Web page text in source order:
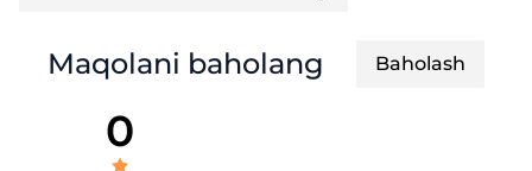
Maqolani baholang Baholash
0